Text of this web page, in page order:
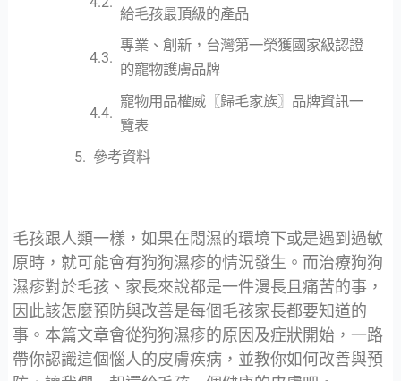
給毛孩最頂級的產品
專業、創新，台灣第一榮獲國家級認證
的寵物護膚品牌
寵物用品權威〖歸毛家族〗品牌資訊一
覽表
參考資料
毛孩跟人類一樣，如果在悶濕的環境下或是遇到過敏
原時，就可能會有狗狗濕疹的情況發生。而治療狗狗
濕疹對於毛孩、家長來說都是一件漫長且痛苦的事，
因此該怎麼預防與改善是每個毛孩家長都要知道的
事。本篇文章會從狗狗濕疹的原因及症狀開始，一路
帶你認識這個惱人的皮膚疾病，並教你如何改善與預